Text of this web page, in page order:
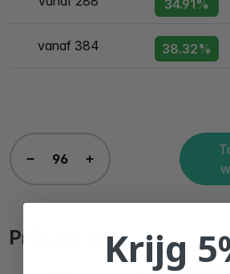
34.91%
vanaf 384 38.32%
Prijs per stukKrijg